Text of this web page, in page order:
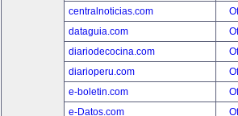
centralnoticias.com
dataguia.com
diariodecocina.com
diarioperu.com
e-boletin.com
e-Datos.com